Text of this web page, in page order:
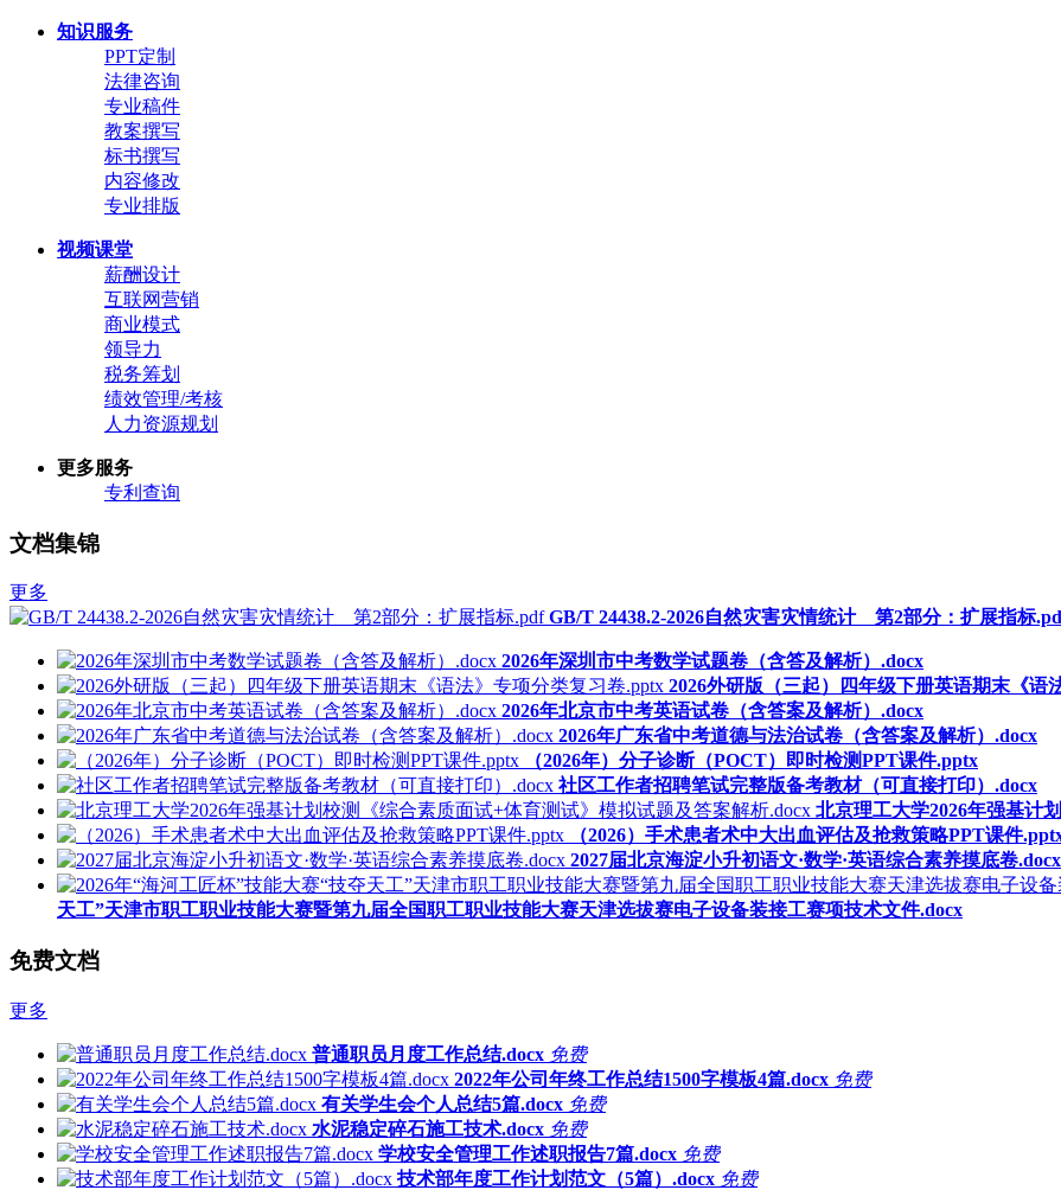
知识服务
PPT定制
法律咨询
专业稿件
教案撰写
标书撰写
内容修改
专业排版
视频课堂
薪酬设计
互联网营销
商业模式
领导力
税务筹划
绩效管理/考核
人力资源规划
更多服务
专利查询
文档集锦
更多
GB/T 24438.2-2026自然灾害灾情统计 第2部分：扩展指标
2026年深圳市中考数学试题卷（含答及解析）.docx
2026外研版（三起）四年级下册英语期末《语
2026年北京市中考英语试卷（含答案及解析）.docx
2026年广东省中考道德与法治试卷（含答案及解析）.docx
（2026年）分子诊断（POCT）即时检测PPT课件.pptx
社区工作者招聘笔试完整版备考教材（可直接打印）.docx
北京理工大学2026年强基计
（2026）手术患者术中大出血评估及抢救策略PPT课件
2027届北京海淀小升初语文·数学·英语综合素养摸底卷.docx
天工”天津市职工职业技能大赛暨第九届全国职工职业技能大赛天津选拔赛电子设备装接工赛项技术文件.docx
免费文档
更多
普通职员月度工作总结.docx 免费
2022年公司年终工作总结1500字模板4篇.docx 免费
有关学生会个人总结5篇.docx 免费
水泥稳定碎石施工技术.docx 免费
学校安全管理工作述职报告7篇.docx 免费
技术部年度工作计划范文（5篇）.docx 免费